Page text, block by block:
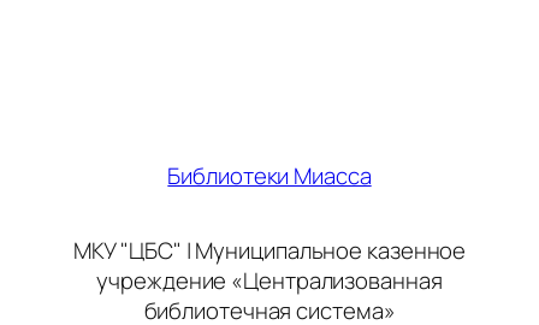
Библиотеки Миасса
МКУ "ЦБС" | Муниципальное казенное
учреждение «Централизованная
библиотечная система»